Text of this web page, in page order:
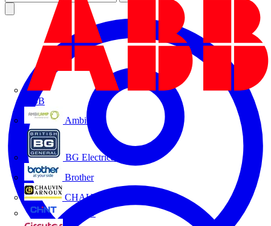
ABB
Ambilamp
BG Electrical
Brother
CHAUVIN ARNOUX
CHINT